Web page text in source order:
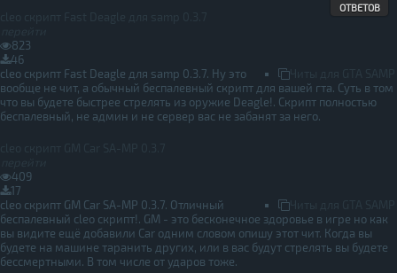
ОТВЕТОВ
823
46
cleo скрипт Fast Deagle для samp 0.3.7. Ну это
вообще не чит, а обычный беспалевный скрипт для вашей гта. Суть в том
что вы будете быстрее стрелять из оружие Deagle!. Скрипт полностью
беспалевный, не админ и не сервер вас не забанят за него.
409
17
cleo скрипт GM Car SA-MP 0.3.7. Отличный
беспалевный cleo скрипт!. GM - это бесконечное здоровье в игре но как
вы видите ещё добавили Car одним словом опишу этот чит. Когда вы
будете на машине таранить других, или в вас будут стрелять вы будете
бессмертными. В том числе от ударов тоже.